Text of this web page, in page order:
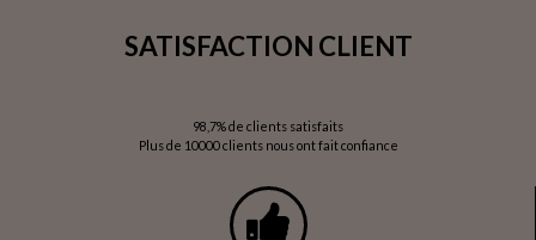
SATISFACTION CLIENT
98,7% de clients satisfaits
Plus de 10000 clients nous ont fait confiance